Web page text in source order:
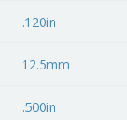
.120in
12.5mm
.500in